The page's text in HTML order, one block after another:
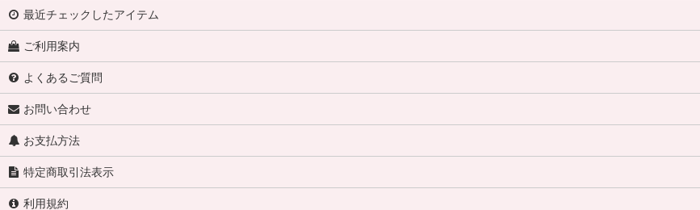
最近チェックしたアイテム
ご利用案内
よくあるご質問
お問い合わせ
お支払方法
特定商取引法表示
利用規約